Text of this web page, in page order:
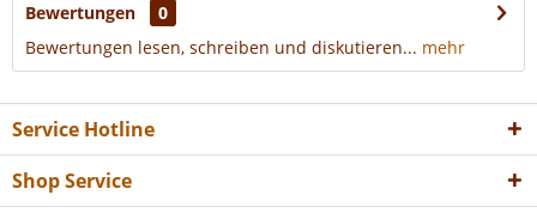
Bewertungen
0
Bewertungen lesen, schreiben und diskutieren... mehr
Service Hotline
Shop Service